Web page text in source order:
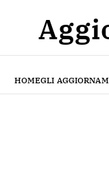
HOMEGLI